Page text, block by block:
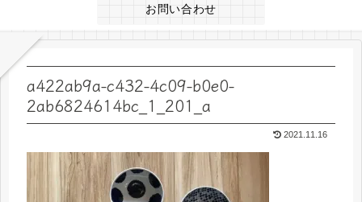
お問い合わせ
a422ab9a-c432-4c09-b0e0-
2ab6824614bc_1_201_a
2021.11.16